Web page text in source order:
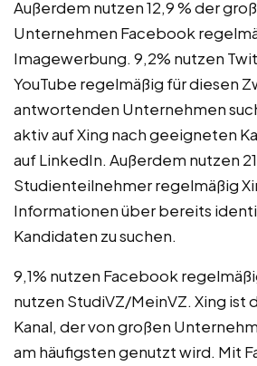
Außerdem nutzen 12,9 % der
Unternehmen Facebook
Imagewerbung. 9,2% nutzen
YouTube regelmäßig für diesen
antwortenden Unternehmen
aktiv auf Xing nach geeigneten
auf LinkedIn. Außerdem nutzen
Studienteilnehmer regelmäßig
Informationen über bereits
Kandidaten zu suchen.
9,1% nutzen Facebook
nutzen StudiVZ/MeinVZ. Xing ist
Kanal, der von großen
am häufigsten genutzt wird. Mit